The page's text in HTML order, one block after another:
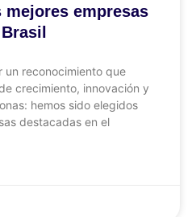
mejores empresas
un reconocimiento que
crecimiento, innovación y
hemos sido elegidos
destacadas en el